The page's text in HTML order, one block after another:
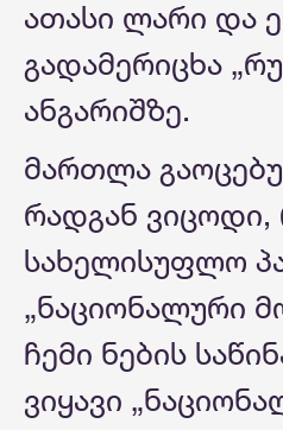
ათასი ლარი და
გადამერიცხა
ანგარიშზე.
მართლა
რადგან ვიცოდი,
სახელისუფლო
„ნაციონალური
ჩემი ნების
ვიყავი